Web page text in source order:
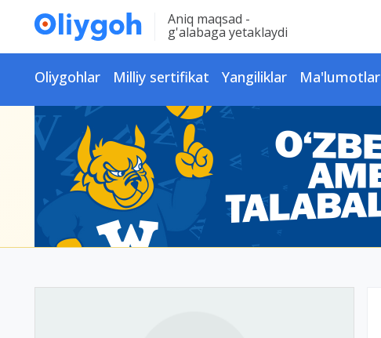
Aniq maqsad -
g'alabaga yetaklaydi
Oliygohlar Milliy sertifikat Yangiliklar Ma'lumotlar